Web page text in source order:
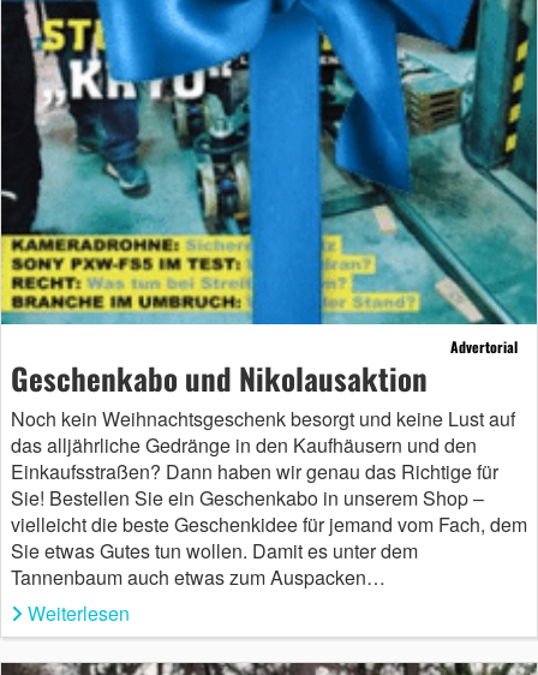
Advertorial
Geschenkabo und Nikolausaktion
Noch kein Weihnachtsgeschenk besorgt und keine Lust auf
das alljährliche Gedränge in den Kaufhäusern und den
Einkaufsstraßen? Dann haben wir genau das Richtige für
Sie! Bestellen Sie ein Geschenkabo in unserem Shop –
vielleicht die beste Geschenkidee für jemand vom Fach, dem
Sie etwas Gutes tun wollen. Damit es unter dem
Tannenbaum auch etwas zum Auspacken…
Weiterlesen